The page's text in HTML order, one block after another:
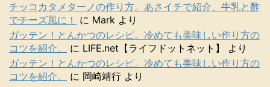
チッコカタメターノの作り方。あさイチで紹介、牛乳と酢
でチーズ風に！
に Mark より
ガッテン！とんかつのレシピ。冷めても美味しい作り方の
コツを紹介。
に LIFE.net【ライフドットネット】
より
ガッテン！とんかつのレシピ。冷めても美味しい作り方の
コツを紹介。
に 岡崎靖行 より